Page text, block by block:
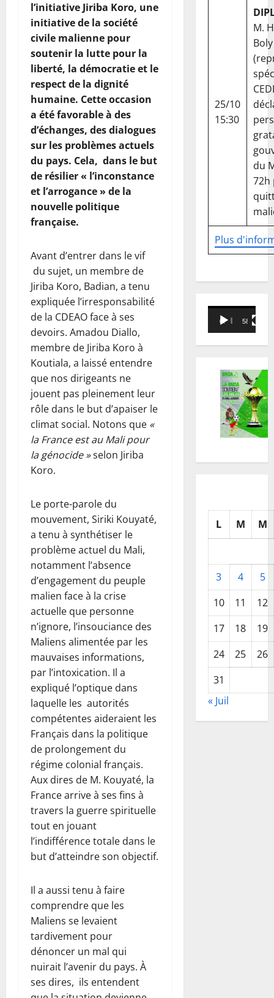
l’initiative Jiriba Koro, une
initiative de la société
civile malienne pour
soutenir la lutte pour la
liberté, la démocratie et le
respect de la dignité
humaine. Cette occasion
a été favorable à des
d’échanges, des dialogues
sur les problèmes actuels
du pays. Cela, dans le but
de résilier « l’inconstance
et l’arrogance » de la
nouvelle politique
française.
Avant d’entrer dans le vif
du sujet, un membre de
Jiriba Koro, Badian, a tenu
expliquée l’irresponsabilité
de la CDEAO face à ses
devoirs. Amadou Diallo,
membre de Jiriba Koro à
Koutiala, a laissé entendre
que nos dirigeants ne
jouent pas pleinement leur
rôle dans le but d’apaiser le
climat social. Notons que «
la France est au Mali pour
la génocide »selon Jiriba
Koro.
Le porte-parole du
mouvement, Siriki Kouyaté,
a tenu à synthétiser le
problème actuel du Mali,
notamment l’absence
d’engagement du peuple
malien face à la crise
actuelle que personne
n’ignore, l’insouciance des
Maliens alimentée par les
mauvaises informations,
par l’intoxication. Il a
expliqué l’optique dans
laquelle les autorités
compétentes aideraient les
Français dans la politique
de prolongement du
régime colonial français.
Aux dires de M. Kouyaté, la
France arrive à ses fins à
travers la guerre spirituelle
tout en jouant
l’indifférence totale dans le
but d’atteindre son objectif.
Il a aussi tenu à faire
comprendre que les
Maliens se levaient
tardivement pour
dénoncer un mal qui
nuirait l’avenir du pays. À
ses dires, ils entendent
Plus
25/10
15:30
M.
Boly
du
72h
Lecteur
vidéo
00:00 58:18
L M M
3 4
5
10
11
12
17
18
19
24
25
26
31
« Juil